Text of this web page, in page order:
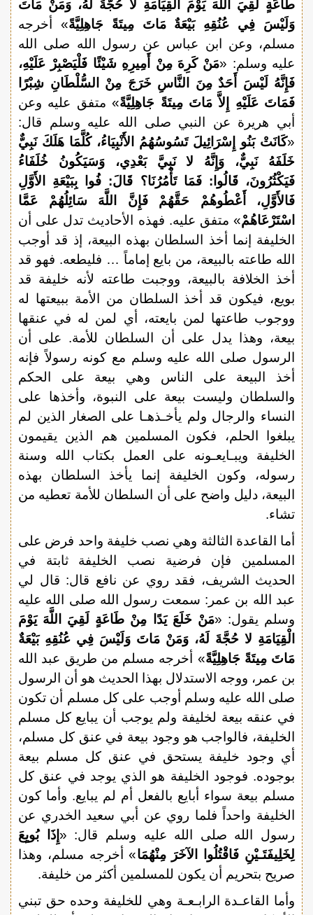
طَاعَةٍ لَقِيَ اللَّهَ يَوْمَ الْقِيَامَةِ لا حُجَّةَ لَهُ، وَمَنْ مَاتَ
وَلَيْسَ فِي عُنُقِهِ بَيْعَةٌ مَاتَ مِيتَةً جَاهِلِيَّةً» أخرجه
مسلم، وعن ابن عباس عن رسول الله صلى الله
عليه وسلم: «مَنْ كَرِهَ مِنْ أَمِيرِهِ شَيْئًا فَلْيَصْبِرْ عَلَيْهِ،
فَإِنَّهُ لَيْسَ أَحَدٌ مِنَ النَّاسِ خَرَجَ مِنْ السُّلْطَانِ شِبْرًا
فَمَاتَ عَلَيْهِ إِلاَّ مَاتَ مِيتَةً جَاهِلِيَّةً» متفق عليه وعن
أبي هريرة عن النبي صلى الله عليه وسلم قال:
«كَانَتْ بَنُو إِسْرَائِيلَ تَسُوسُهُمُ الأَنْبِيَاءُ، كُلَّمَا هَلَكَ نَبِيٌّ
خَلَفَهُ نَبِيٌّ، وَإِنَّهُ لا نَبِيَّ بَعْدِي، وَسَيَكُونُ خُلَفَاءُ
فَيَكْثُرُونَ، قَالُوا: فَمَا تَأْمُرُنَا؟ قَالَ: فُوا بِبَيْعَةِ الأَوَّلِ
فَالأَوَّلِ، أَعْطُوهُمْ حَقَّهُمْ فَإِنَّ اللَّهَ سَائِلُهُمْ عَمَّا
اسْتَرْعَاهُمْ» متفق عليه. فهذه الأحاديث تدل على أن
الخليفة إنما أخذ السلطان بهذه البيعة، إذ قد أوجب
الله طاعته بالبيعة، من بايع إماماً … فليطعه. فهو قد
أخذ الخلافة بالبيعة، ووجبت طاعته لأنه خليفة قد
بويع، فيكون قد أخذ السلطان من الأمة ببيعتها له
ووجوب طاعتها لمن بايعته، أي لمن له في عنقها
بيعة، وهذا يدل على أن السلطان للأمة. على أن
الرسول صلى الله عليه وسلم مع كونه رسولاً فإنه
أخذ البيعة على الناس وهي بيعة على الحكم
والسلطان وليست بيعة على النبوة، وأخذها على
النساء والرجال ولم يأخـذهـا على الصغار الذين لم
يبلغوا الحلم، فكون المسلمين هم الذين يقيمون
الخليفة ويبـايعـونه على العمل بكتاب الله وسنة
رسوله، وكون الخليفة إنما يأخذ السلطان بهذه
البيعة، دليل واضح على أن السلطان للأمة تعطيه من
تشاء.
أما القاعدة الثالثة وهي نصب خليفة واحد فرض على
المسلمين فإن فرضية نصب الخليفة ثابتة في
الحديث الشريف، فقد روي عن نافع قال: قال لي
عبد الله بن عمر: سمعت رسول الله صلى الله عليه
وسلم يقول: «مَنْ خَلَعَ يَدًا مِنْ طَاعَةٍ لَقِيَ اللَّهَ يَوْمَ
الْقِيَامَةِ لا حُجَّةَ لَهُ، وَمَنْ مَاتَ وَلَيْسَ فِي عُنُقِهِ بَيْعَةٌ
مَاتَ مِيتَةً جَاهِلِيَّةً» أخرجه مسلم من طريق عبد الله
بن عمر، ووجه الاستدلال بهذا الحديث هو أن الرسول
صلى الله عليه وسلم أوجب على كل مسلم أن تكون
في عنقه بيعة لخليفة ولم يوجب أن يبايع كل مسلم
الخليفة، فالواجب هو وجود بيعة في عنق كل مسلم،
أي وجود خليفة يستحق في عنق كل مسلم بيعة
بوجوده. فوجود الخليفة هو الذي يوجد في عنق كل
مسلم بيعة سواء أبايع بالفعل أم لم يبايع. وأما كون
الخليفة واحداً فلما روي عن أبي سعيد الخدري عن
رسول الله صلى الله عليه وسلم قال: « إِذَا بُويِعَ
لِخَلِيفَتَـيْنِ فَاقْتُلُوا الآخَرَ مِنْهُمَا» أخرجه مسلم، وهذا
صريح بتحريم أن يكون للمسلمين أكثر من خليفة.
وأما القاعـدة الرابـعـة وهي للخليفة وحده حق تبني